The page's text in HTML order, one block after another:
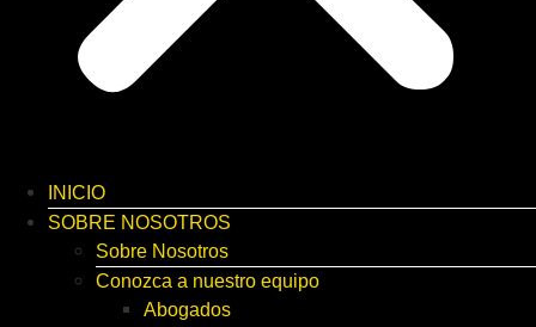
INICIO
SOBRE NOSOTROS
Sobre Nosotros
Conozca a nuestro equipo
Abogados